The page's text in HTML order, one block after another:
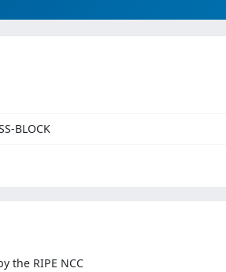
BLOCK
the RIPE NCC